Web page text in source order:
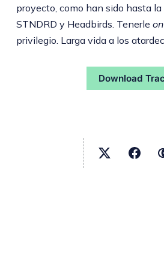
proyecto, como han sido hasta
STNDRD y Headbirds. Tenerle
privilegio. Larga vida a los
Download